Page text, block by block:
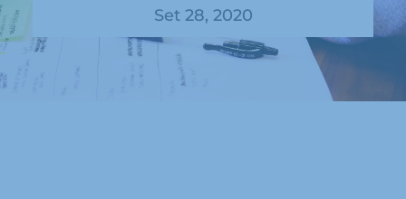
Set 28, 2020